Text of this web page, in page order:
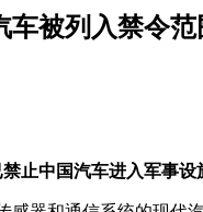
被列入禁令
止中国汽车进入军事